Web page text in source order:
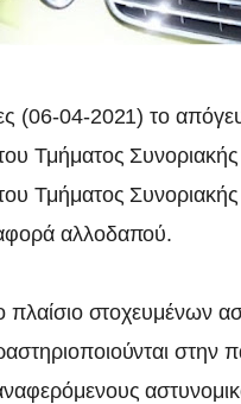
(06-04-2021) το
Τμήματος
Τμήματος
αλλοδαπού.
πλαίσιο στοχευμένων
στην